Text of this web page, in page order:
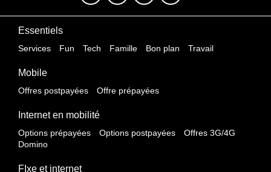
Essentiels
Services Fun Tech Famille Bon plan Travail
Mobile
Offres postpayées Offre prépayées
Internet en mobilité
Options prépayées Options postpayées
Offres 3G/4G
Domino
FIxe et internet